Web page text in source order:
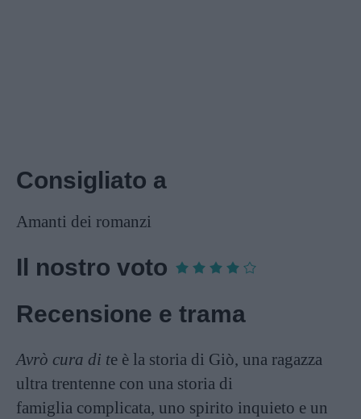
Consigliato a
Amanti dei romanzi
Il nostro voto
Recensione e trama
Avrò cura di te è la storia di Giò, una ragazza
ultra trentenne con una storia di
famiglia complicata, uno spirito inquieto e un